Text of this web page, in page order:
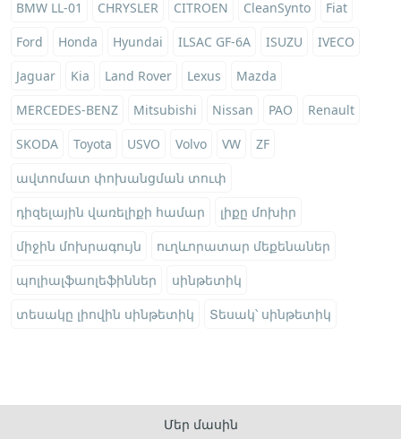
BMW LL-01
CHRYSLER CITROEN CleanSynto
Fiat
Ford
Honda Hyundai ILSAC GF-6A ISUZU
IVECO
Jaguar
Kia Land Rover Lexus
Mazda
MERCEDES-BENZ
Mitsubishi Nissan PAO
Renault
SKODA
Toyota USVO Volvo VW
ZF
ավտոմատ փոխանցման տուփ
դիզելային վառելիքի համար
լիքը մոխիր
միջին մոխրագույն
ուղևորատար մեքենաներ
պոլիալֆաոլեֆիններ
սինթետիկ
տեսակը լիովին սինթետիկ
Տեսակ՝ սինթետիկ
Մեր մասին